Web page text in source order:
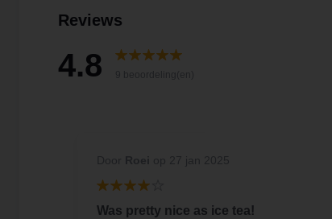
Reviews
4.8
Was pretty nice as ice tea!